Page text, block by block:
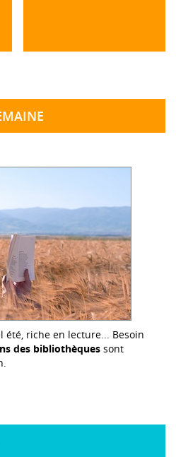
été, riche en lecture... Besoin
des bibliothèques sont